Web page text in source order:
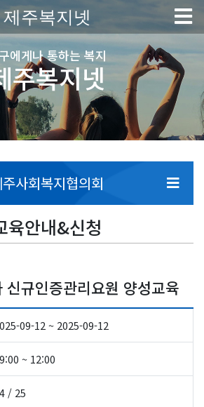
제주복지넷
에게나 통하는 복지
주복지넷
사회복지협의회
육안내&신청
규인증관리요원 양성교육
09-12 ~ 2025-09-12
~ 12:00
/ 25